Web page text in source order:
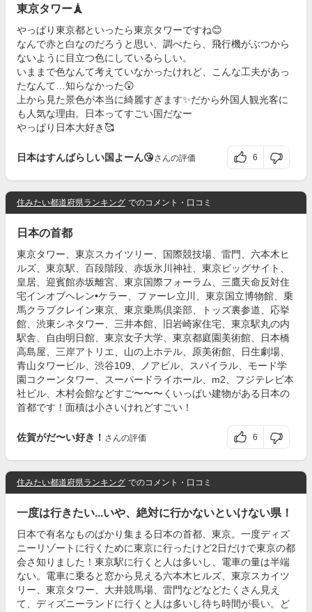
東京タワー🗼
やっぱり東京都といったら東京タワーですね😊
なんで赤と白なのだろうと思い、調べたら、飛行機がぶつから
ないように目立つ色にしているらしい。
いままで色なんて考えていなかったけれど、こんな工夫があっ
たなんて…知らなかった😲
上から見た景色が本当に綺麗すぎます✨だから外国人観光客に
も人気な理由。日本ってすごい国だなー
やっぱり日本大好き🥰
日本はすんばらしい国よーん😘さんの評価 6
住みたい都道府県ランキング でのコメント・口コミ
日本の首都
東京タワー、東京スカイツリー、国際競技場、雷門、六本木ヒ
ルズ、東京駅、百段階段、赤坂氷川神社、東京ビッグサイト、
皇居、迎賓館赤坂離宮、東京国際フォーラム、三鷹天命反対住
宅インオブヘレン•ケラー、ファーレ立川、東京国立博物館、乗
馬クラブクレイン東京、東京乗馬倶楽部、トッズ裏参道、応挙
館、渋東シネタワー、三井本館、旧岩崎家住宅、東京駅丸の内
駅舎、自由明日館、東京女子大学、東京都庭園美術館、日本橋
高島屋、三岸アトリエ、山の上ホテル、原美術館、日生劇場、
青山タワービル、渋谷109、ノアビル、スパイラル、モード学
園コクーンタワー、スーパードライホール、m2、フジテレビ本
社ビル、木村会館などすご〜〜〜くいっぱい建物がある日本の
首都です！面積は小さいけれどすごい！
佐賀がだ〜い好き！ さんの評価 6
住みたい都道府県ランキング でのコメント・口コミ
一度は行きたい...いや、絶対に行かないといけない県！
日本で有名なものばかり集まる日本の首都、東京。一度ディズ
ニーリゾートに行くために東京に行ったけど2日だけで東京の都
会さ知りました！東京駅に行くと人は多いし、電車の量は半端
ない。電車に乗ると窓から見える六本木ヒルズ、東京スカイツ
リー、東京タワー、大井競馬場、雷門などなどたくさん見え
て、ディズニーランドに行くと人は多いし待ち時間が長い。ど